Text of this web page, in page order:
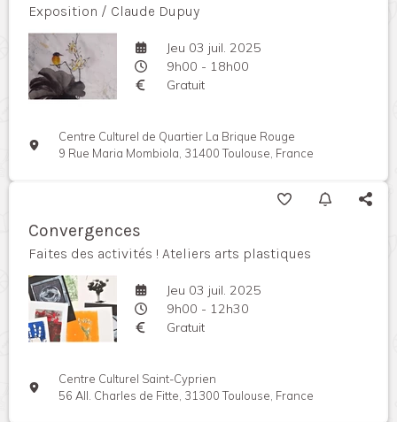
Exposition / Claude Dupuy
Jeu 03 juil. 2025
9h00 - 18h00
Gratuit
Centre Culturel de Quartier La Brique Rouge
9 Rue Maria Mombiola, 31400 Toulouse, France
Convergences
Faites des activités ! Ateliers arts plastiques
Jeu 03 juil. 2025
9h00 - 12h30
Gratuit
Centre Culturel Saint-Cyprien
56 All. Charles de Fitte, 31300 Toulouse, France